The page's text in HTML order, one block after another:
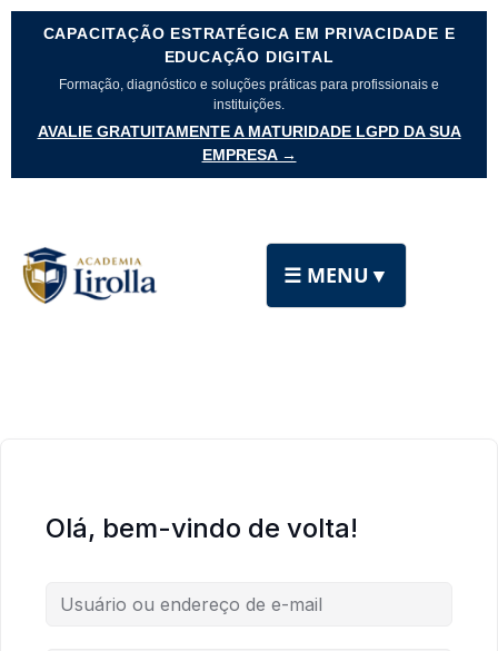
CAPACITAÇÃO ESTRATÉGICA EM PRIVACIDADE E
EDUCAÇÃO DIGITAL
Formação, diagnóstico e soluções práticas para profissionais e
instituições.
AVALIE GRATUITAMENTE A MATURIDADE LGPD DA SUA
EMPRESA →
☰ MENU ▼
Olá, bem-vindo de volta!